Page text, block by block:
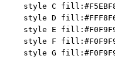
style C
style D
style E
style F